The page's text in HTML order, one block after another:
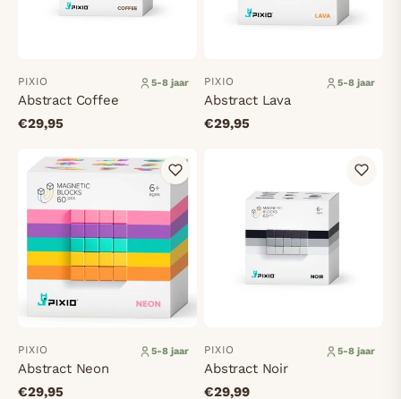
PIXIO 5-8 jaar
Abstract Coffee
€29,95
PIXIO 5-8 jaar
Abstract Lava
€29,95
PIXIO 5-8 jaar
Abstract Neon
€29,95
PIXIO 5-8 jaar
Abstract Noir
€29,99